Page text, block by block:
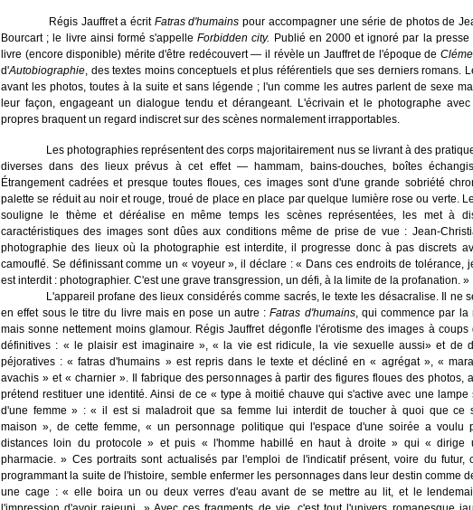
Régis Jauffret a écrit Fatras d'humains pour accompagner une série de photos de
Bourcart ; le livre ainsi formé s'appelleForbidden city. Publié en 2000 et ignoré par la presse
livre (encore disponible) mérite d'être redécouvert — il révèle un Jauffret de l'époque de
d'Autobiographie, des textes moins conceptuels et plus référentiels que ses derniers romans.
avant les photos, toutes à la suite et sans légende ; l'un comme les autres parlent de sexe
leur façon, engageant un dialogue tendu et dérangeant. L'écrivain et le photographe
propres braquent un regard indiscret sur des scènes normalement irrapportables.
Les photographies représentent des corps majoritairement nus se livrant à des
diverses dans des lieux prévus à cet effet — hammam, bains-douches, boîtes
Étrangement cadrées et presque toutes floues, ces images sont d'une grande sobriété
palette se réduit au noir et rouge, troué de place en place par quelque lumière rose ou verte.
souligne le thème et déréalise en même temps les scènes représentées, les met à
caractéristiques des images sont dûes aux conditions même de prise de vue : Jean-
photographie des lieux où la photographie est interdite, il progresse donc à pas discrets
camouflé. Se définissant comme un « voyeur », il déclare : « Dans ces endroits de tolérance,
est interdit : photographier. C'est une grave transgression, un défi, à la limite de la profanation. »
L'appareil profane des lieux considérés comme sacrés, le texte les désacralise. Il ne
en effet sous le titre du livre mais en pose un autre :Fatras d'humains, qui commence par la
mais sonne nettement moins glamour. Régis Jauffret dégonfle l'érotisme des images à coups
définitives : « le plaisir est imaginaire », « la vie est ridicule, la vie sexuelle aussi» et de
péjoratives : « fatras d'humains » est repris dans le texte et décliné en « agrégat », «
avachis » et « charnier ». Il fabrique des personnages à partir des figures floues des photos,
prétend restituer une identité. Ainsi de ce « type à moitié chauve qui s'active avec une lampe
d'une femme » : « il est si maladroit que sa femme lui interdit de toucher à quoi que ce
maison », de cette femme, « un personnage politique qui l'espace d'une soirée a voulu
distances loin du protocole » et puis « l'homme habillé en haut à droite » qui « dirige
pharmacie. » Ces portraits sont actualisés par l'emploi de l'indicatif présent, voire du futur,
programmant la suite de l'histoire, semble enfermer les personnages dans leur destin comme
une cage : « elle boira un ou deux verres d'eau avant de se mettre au lit, et le